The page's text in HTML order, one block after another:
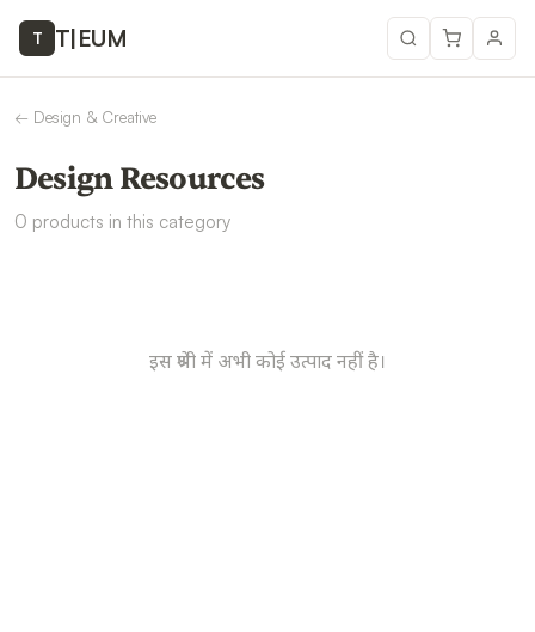
T T|EUM
← Design & Creative
Design Resources
0 products in this category
इस श्रेणी में अभी कोई उत्पाद नहीं है।